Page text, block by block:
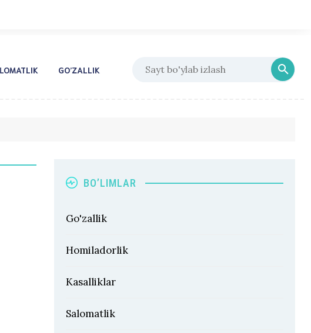
GO’ZALLIK
BO’LIMLAR
Go'zallik
Homiladorlik
Kasalliklar
Salomatlik